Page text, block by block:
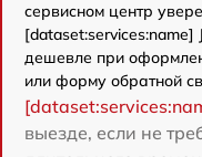
сервисном центр
[dataset:services:name]
дешевле при
или форму обратной
выезде, если не